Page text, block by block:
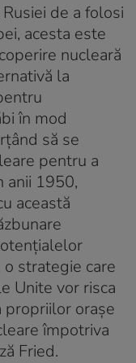
de a folosi
acesta este
nucleară
la
în mod
să se
pentru a
anii 1950,
această
o strategie care
Unite vor risca
propriilor orașe
împotriva
Fried.